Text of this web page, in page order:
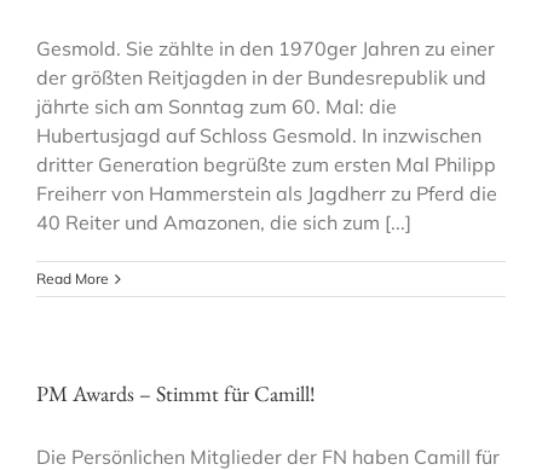
Gesmold. Sie zählte in den 1970ger Jahren zu einer
der größten Reitjagden in der Bundesrepublik und
jährte sich am Sonntag zum 60. Mal: die
Hubertusjagd auf Schloss Gesmold. In inzwischen
dritter Generation begrüßte zum ersten Mal Philipp
Freiherr von Hammerstein als Jagdherr zu Pferd die
40 Reiter und Amazonen, die sich zum [...]
Read More
PM Awards – Stimmt für Camill!
Die Persönlichen Mitglieder der FN haben Camill für